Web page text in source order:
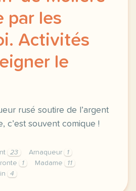
par les
Activités
le
rusé soutire de l’argent
c’est souvent comique !
23 Arnaqueur
1
1 Madame
11
4
components button cursor